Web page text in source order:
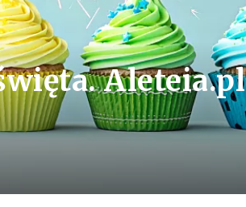
Aleteia.pl